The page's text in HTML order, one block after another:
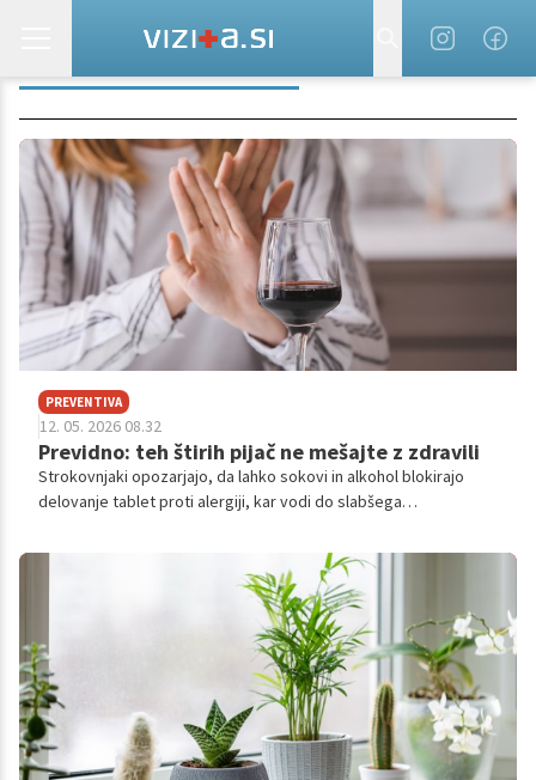
INTERAKCIJA ZDRAVIL
PREVENTIVA
12. 05. 2026 08.32
Previdno: teh štirih pijač ne mešajte z zdravili
Strokovnjaki opozarjajo, da lahko sokovi in alkohol blokirajo
delovanje tablet proti alergiji, kar vodi do slabšega